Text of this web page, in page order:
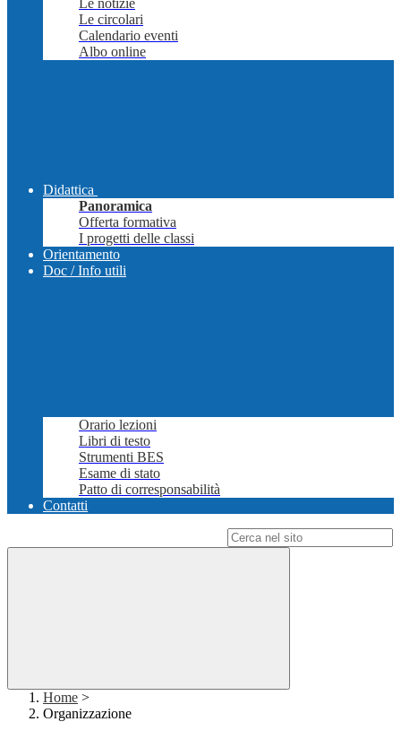
Le notizie
Le circolari
Calendario eventi
Albo online
Didattica
Panoramica
Offerta formativa
I progetti delle classi
Orientamento
Doc / Info utili
Orario lezioni
Libri di testo
Strumenti BES
Esame di stato
Patto di corresponsabilità
Contatti
Home >
Organizzazione